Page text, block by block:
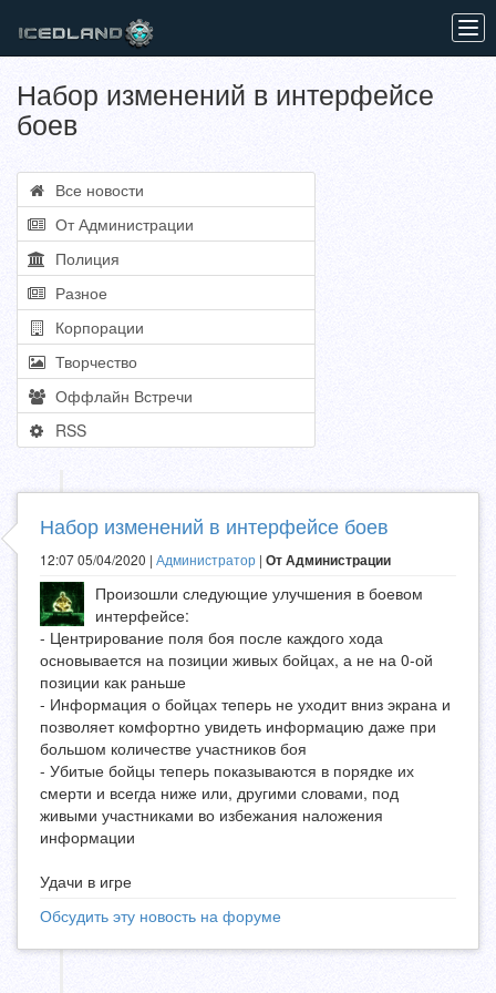
Набор изменений в интерфейсе
боев
Все новости
От Администрации
Полиция
Разное
Корпорации
Творчество
Оффлайн Встречи
RSS
Набор изменений в интерфейсе боев
12:07 05/04/2020 | Администратор | От Администрации
Произошли следующие улучшения в боевом
интерфейсе:
- Центрирование поля боя после каждого хода
основывается на позиции живых бойцах, а не на 0-ой
позиции как раньше
- Информация о бойцах теперь не уходит вниз экрана и
позволяет комфортно увидеть информацию даже при
большом количестве участников боя
- Убитые бойцы теперь показываются в порядке их
смерти и всегда ниже или, другими словами, под
живыми участниками во избежания наложения
информации
Удачи в игре
Обсудить эту новость на форуме